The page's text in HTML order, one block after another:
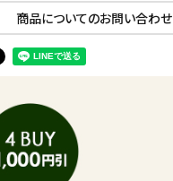
商品についてのお問い合わせ